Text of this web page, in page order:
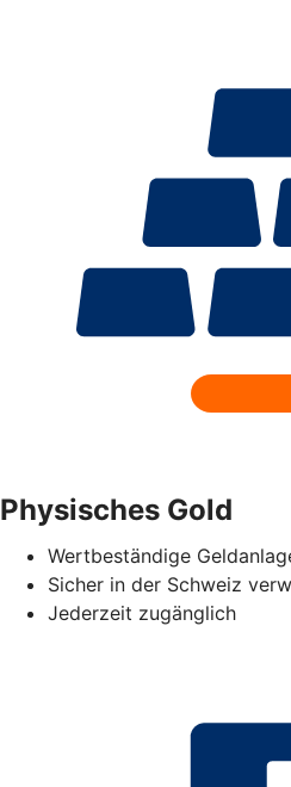
Physisches Gold
Wertbeständige
Sicher in der Schweiz
Jederzeit zugänglich